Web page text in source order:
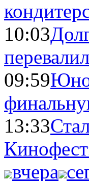
10:03
09:59
13:33
вчера